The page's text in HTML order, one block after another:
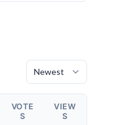
VOTE
S
VIEW
S